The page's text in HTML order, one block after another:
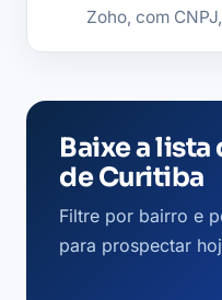
Zoho, com
Baixe a
de Curitiba
Filtre por bairro e
para prospectar